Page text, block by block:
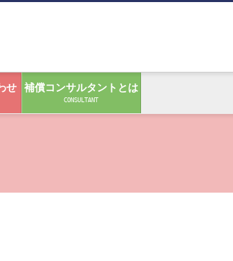
せ 補償コンサルタントとは
CONSULTANT